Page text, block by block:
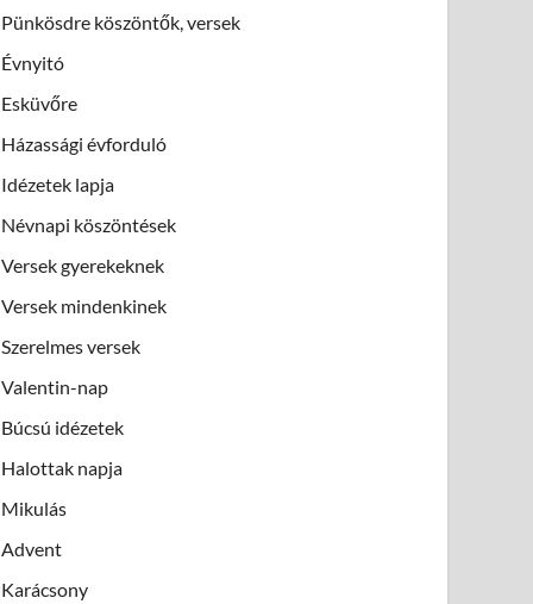
Pünkösdre köszöntők, versek
Évnyitó
Esküvőre
Házassági évforduló
Idézetek lapja
Névnapi köszöntések
Versek gyerekeknek
Versek mindenkinek
Szerelmes versek
Valentin-nap
Búcsú idézetek
Halottak napja
Mikulás
Advent
Karácsony